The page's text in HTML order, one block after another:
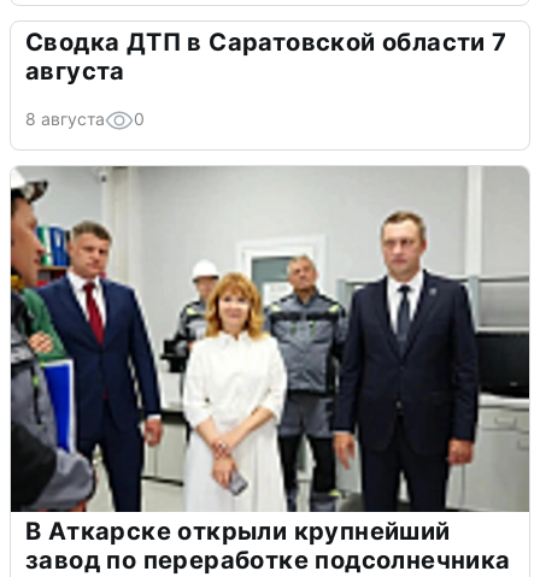
Сводка ДТП в Саратовской области 7
августа
8 августа 0
В Аткарске открыли крупнейший
завод по переработке подсолнечника